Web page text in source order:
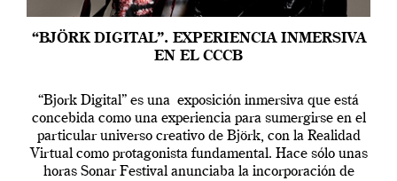
“BJÖRK DIGITAL”. EXPERIENCIA INMERSIVA
EN EL CCCB
“Bjork Digital” es una exposición inmersiva que está
concebida como una experiencia para sumergirse en el
particular universo creativo de Björk, con la Realidad
Virtual como protagonista fundamental. Hace sólo unas
horas Sonar Festival anunciaba la incorporación de